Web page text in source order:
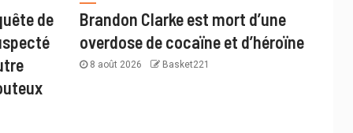
de
Brandon Clarke est mort d’une
overdose de cocaïne et d’héroïne
8 août 2026 Basket221